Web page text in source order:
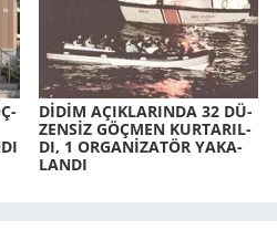
DİDİM AÇIK­LA­RIN­DA 32 DÜ­
ZENSİZ GÖÇ­MEN KUR­TA­RIL­
DI, 1 ORGANİZATÖR YA­KA­
LAN­DI